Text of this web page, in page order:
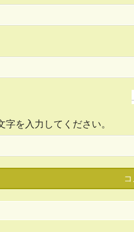
字を入力してください。